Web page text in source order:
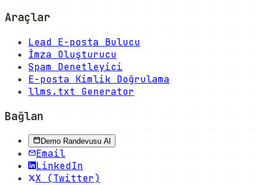
Araçlar
Lead E-posta Bulucu
İmza Oluşturucu
Spam Denetleyici
E-posta Kimlik Doğrulama
llms.txt Generator
Bağlan
Demo Randevusu Al
Email
LinkedIn
X (Twitter)